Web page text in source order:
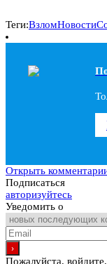
Теги:ВзломНовости
Открыть
Подписаться
авторизуйтесь
Уведомить о
Пожалуйста,